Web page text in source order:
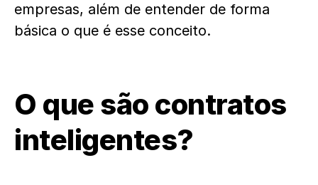
empresas, além de entender de forma
básica o que é esse conceito.
O que são contratos
inteligentes?